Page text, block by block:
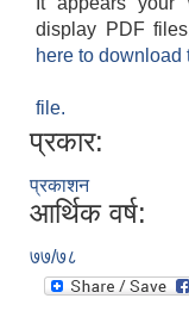
display PDF
here to download
file.
प्रकार:
प्रकाशन
आर्थिक वर्ष:
७७/७८